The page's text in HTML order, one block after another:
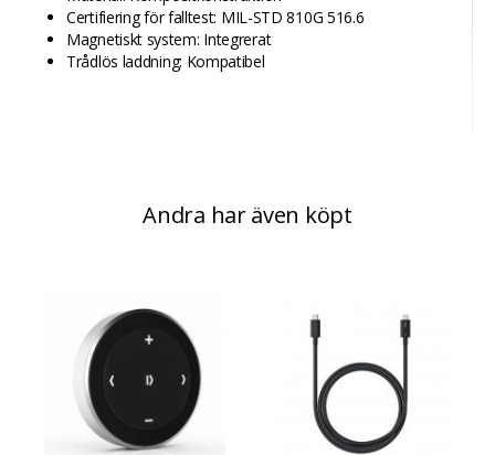
Certifiering för falltest: MIL-STD 810G 516.6
Magnetiskt system: Integrerat
Trådlös laddning: Kompatibel
Andra har även köpt